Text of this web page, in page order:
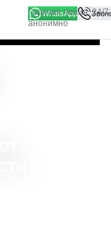
WhatsApp
что
Хорошо